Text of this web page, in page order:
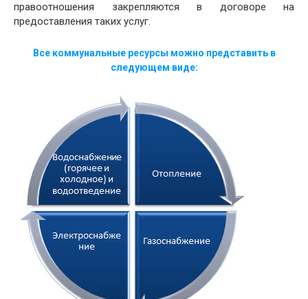
правоотношения закрепляются в договоре на
предоставления таких услуг.
Все коммунальные ресурсы можно представить в
следующем виде: